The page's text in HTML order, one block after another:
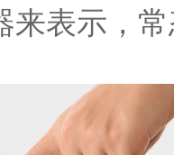
来表示，